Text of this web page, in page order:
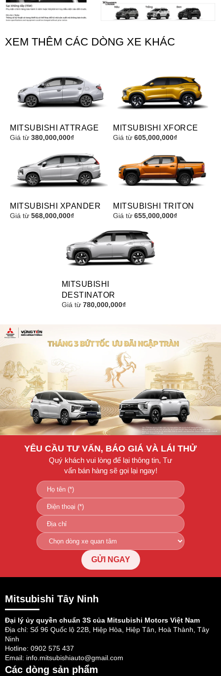
XEM THÊM CÁC DÒNG XE KHÁC
MITSUBISHI ATTRAGE
Giá từ 380,000,000₫
MITSUBISHI XFORCE
Giá từ 605,000,000₫
MITSUBISHI XPANDER
Giá từ 568,000,000₫
MITSUBISHI TRITON
Giá từ 655,000,000₫
MITSUBISHI
DESTINATOR
Giá từ 780,000,000₫
YÊU CẦU TƯ VẤN, BÁO GIÁ VÀ LÁI THỬ
Quý khách vui lòng để lại thông tin, Tư
vấn bán hàng sẽ gọi lại ngay!
GỬI NGAY
Mitsubishi Tây Ninh
Đại lý ủy quyền chuẩn 3S của Mitsubishi Motors Việt Nam
Địa chỉ: Số 96 Quốc lộ 22B, Hiệp Hòa, Hiệp Tân, Hoà Thành, Tây
Ninh
Hotline: 0902 575 437
Email: info.mitsubishiauto@gmail.com
Các dòng sản phẩm